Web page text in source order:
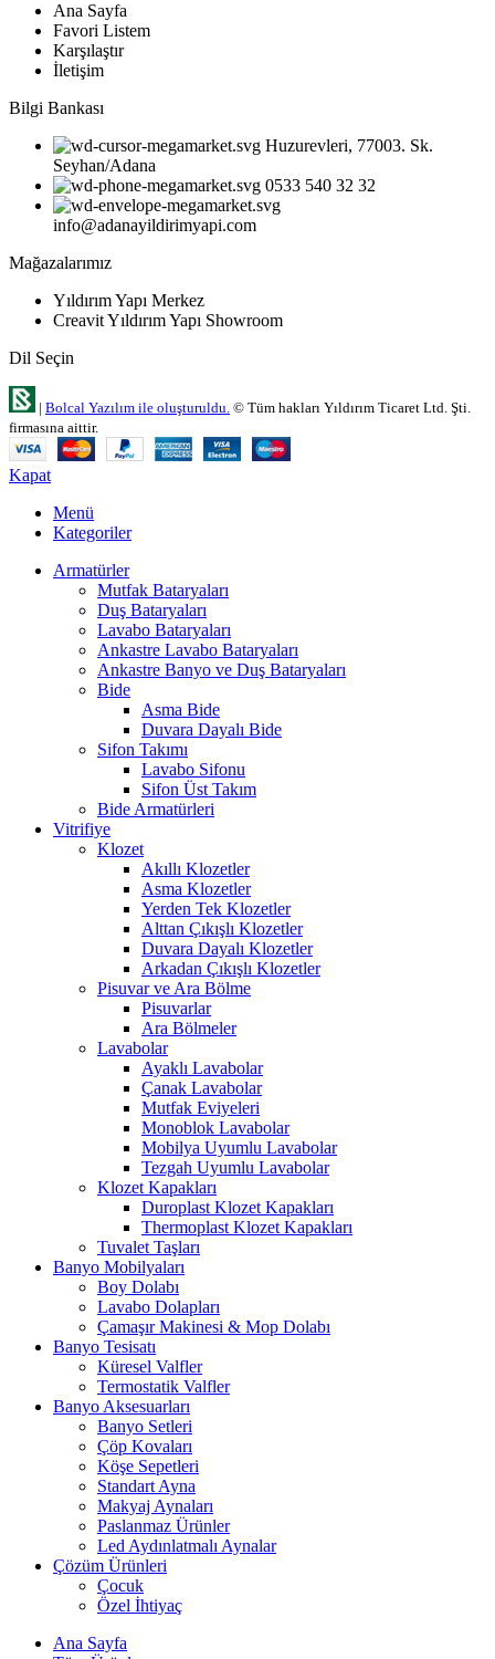
Ana Sayfa
Favori Listem
Karşılaştır
İletişim
Bilgi Bankası
Huzurevleri, 77003. Sk.
Seyhan/Adana
0533 540 32 32
info@adanayildirimyapi.com
Mağazalarımız
Yıldırım Yapı Merkez
Creavit Yıldırım Yapı Showroom
Dil Seçin
| Bolcal Yazılım ile oluşturuldu. © Tüm hakları Yıldırım Ticaret Ltd. Şti.
firmasına aittir.
Kapat
Menü
Kategoriler
Armatürler
Mutfak Bataryaları
Duş Bataryaları
Lavabo Bataryaları
Ankastre Lavabo Bataryaları
Ankastre Banyo ve Duş Bataryaları
Bide
Asma Bide
Duvara Dayalı Bide
Sifon Takımı
Lavabo Sifonu
Sifon Üst Takım
Bide Armatürleri
Vitrifiye
Klozet
Akıllı Klozetler
Asma Klozetler
Yerden Tek Klozetler
Alttan Çıkışlı Klozetler
Duvara Dayalı Klozetler
Arkadan Çıkışlı Klozetler
Pisuvar ve Ara Bölme
Pisuvarlar
Ara Bölmeler
Lavabolar
Ayaklı Lavabolar
Çanak Lavabolar
Mutfak Eviyeleri
Monoblok Lavabolar
Mobilya Uyumlu Lavabolar
Tezgah Uyumlu Lavabolar
Klozet Kapakları
Duroplast Klozet Kapakları
Thermoplast Klozet Kapakları
Tuvalet Taşları
Banyo Mobilyaları
Boy Dolabı
Lavabo Dolapları
Çamaşır Makinesi & Mop Dolabı
Banyo Tesisatı
Küresel Valfler
Termostatik Valfler
Banyo Aksesuarları
Banyo Setleri
Çöp Kovaları
Köşe Sepetleri
Standart Ayna
Makyaj Aynaları
Paslanmaz Ürünler
Led Aydınlatmalı Aynalar
Çözüm Ürünleri
Çocuk
Özel İhtiyaç
Ana Sayfa